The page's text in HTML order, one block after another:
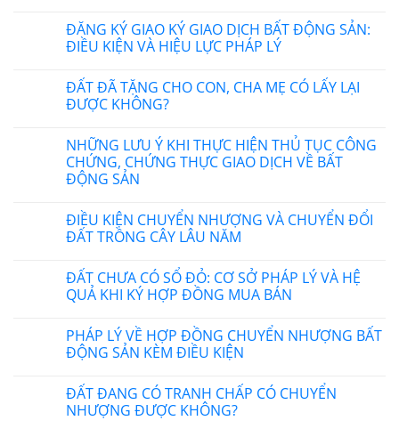
ĐĂNG KÝ GIAO KÝ GIAO DỊCH BẤT ĐỘNG SẢN:
ĐIỀU KIỆN VÀ HIỆU LỰC PHÁP LÝ
ĐẤT ĐÃ TẶNG CHO CON, CHA MẸ CÓ LẤY LẠI
ĐƯỢC KHÔNG?
NHỮNG LƯU Ý KHI THỰC HIỆN THỦ TỤC CÔNG
CHỨNG, CHỨNG THỰC GIAO DỊCH VỀ BẤT
ĐỘNG SẢN
ĐIỀU KIỆN CHUYỂN NHƯỢNG VÀ CHUYỂN ĐỔI
ĐẤT TRỒNG CÂY LÂU NĂM
ĐẤT CHƯA CÓ SỔ ĐỎ: CƠ SỞ PHÁP LÝ VÀ HỆ
QUẢ KHI KÝ HỢP ĐỒNG MUA BÁN
PHÁP LÝ VỀ HỢP ĐỒNG CHUYỂN NHƯỢNG BẤT
ĐỘNG SẢN KÈM ĐIỀU KIỆN
ĐẤT ĐANG CÓ TRANH CHẤP CÓ CHUYỂN
NHƯỢNG ĐƯỢC KHÔNG?